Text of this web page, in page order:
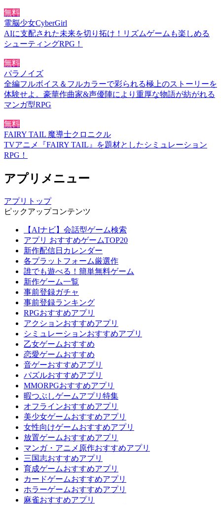
無料
電脳少女CyberGirl
AIに支配された未来を切り拓け！リズムゲームも楽しめる
シューティングRPG！
無料
パラノイズ
全編フルボイス＆フルカラーで彩られる極上のストーリーを
体験せよ。豪華作曲家&声優陣により重厚な物語が紡がれる
マンガ型RPG
無料
FAIRY TAIL 魔導士クロニクル
TVアニメ『FAIRY TAIL』を題材としたシミュレーション
RPG！
アプリメニュー
アプリトップ
ピックアップコンテンツ
【AIナビ】会話型ゲーム検索
アプリ おすすめゲームTOP20
新作配信日カレンダー
各プラットフォーム厳選作
誰でも遊べる！簡単無料ゲーム
新作ゲーム一覧
事前登録ガチャ
事前登録ランキング
RPGおすすめアプリ
アクションおすすめアプリ
シミュレーションおすすめアプリ
乙女ゲームおすすめ
恋愛ゲームおすすめ
音ゲーおすすめアプリ
パズルおすすめアプリ
MMORPGおすすめアプリ
暇つぶしゲームアプリ特集
オフラインおすすめアプリ
美少女ゲームおすすめアプリ
女性向けゲームおすすめアプリ
放置ゲームおすすめアプリ
マンガ・アニメ原作おすすめアプリ
三国志おすすめアプリ
育成ゲームおすすめアプリ
カードゲームおすすめアプリ
ホラーゲームおすすめアプリ
麻雀おすすめアプリ